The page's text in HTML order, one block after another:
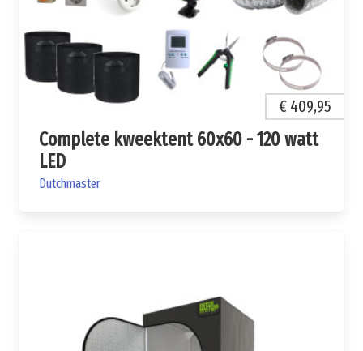
€ 409,95
Complete kweektent 60x60 - 120 watt
LED
Dutchmaster